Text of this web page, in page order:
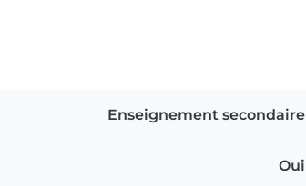
Enseignement secondaire
Oui